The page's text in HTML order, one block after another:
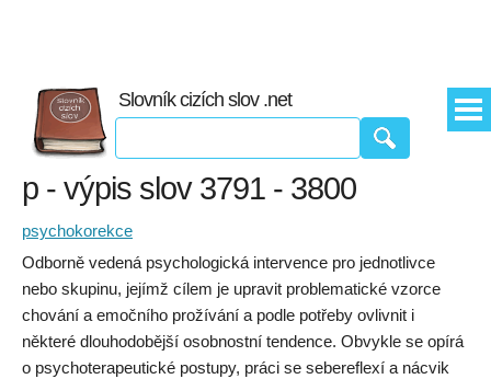
Slovník cizích slov .net
p - výpis slov 3791 - 3800
psychokorekce
Odborně vedená psychologická intervence pro jednotlivce
nebo skupinu, jejímž cílem je upravit problematické vzorce
chování a emočního prožívání a podle potřeby ovlivnit i
některé dlouhodobější osobnostní tendence. Obvykle se opírá
o psychoterapeutické postupy, práci se sebereflexí a nácvik